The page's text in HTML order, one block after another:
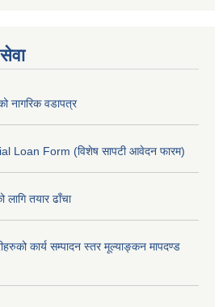
नागरिक वडापत्र
Loan Form (विशेष सापटी आवेदन फारम)
लागि तयार ढाँचा
कार्य सम्पादन स्तर मूल्याङ्कन मापदण्ड